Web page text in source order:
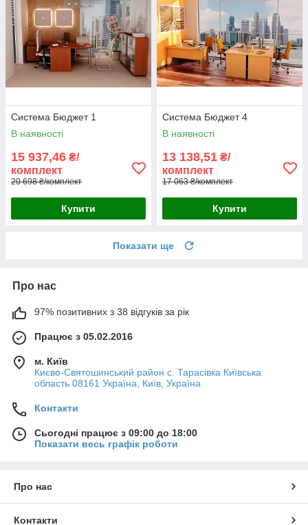
Система Бюджет 1
В наявності
15 937,46 ₴/
комплект
20 698 ₴/комплект
Купити
Система Бюджет 4
В наявності
13 138,51 ₴/
комплект
17 063 ₴/комплект
Купити
Показати ще
Про нас
97% позитивних з 38 відгуків за рік
Працює з 05.02.2016
м. Київ
Києво-Святошинський район с. Тарасівка Київська
область 08161 Україна, Київ, Україна
Контакти
Сьогодні працює з 09:00 до 18:00
Показати весь графік роботи
Про нас
Контакти